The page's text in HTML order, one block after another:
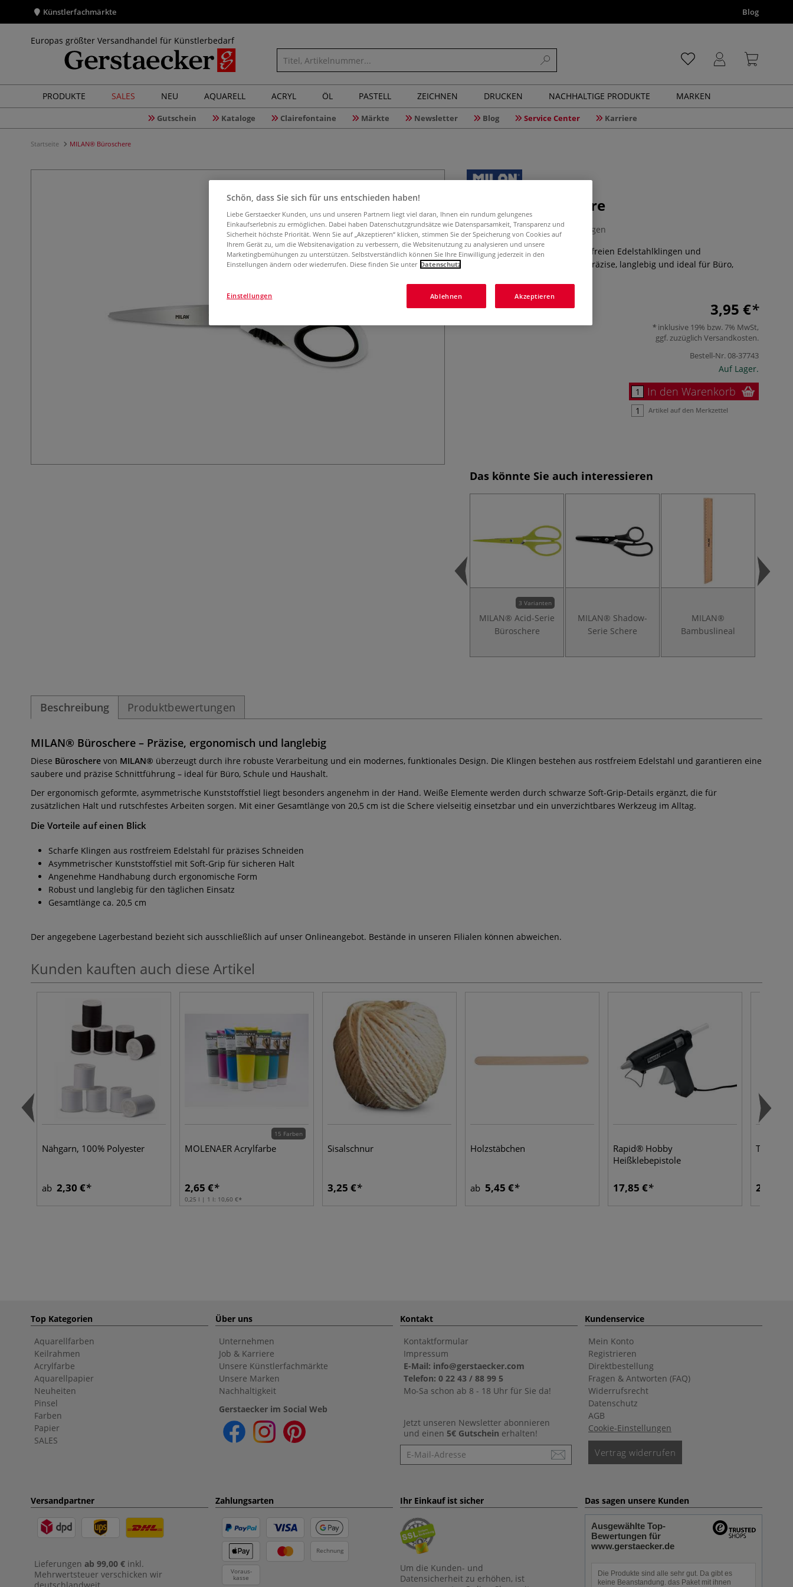
Künstlerfachmärkte Blog
Europas größter Versandhandel für Künstlerbedarf
PRODUKTE SALES NEU AQUARELL ACRYL ÖL PASTELL ZEICHNEN DRUCKEN NACHHALTIGE PRODUKTE MARKEN
Gutschein Kataloge Clairefontaine Märkte Newsletter Blog Service Center Karriere
Startseite MILAN® Büroschere
MILAN® Büroschere
0 Bewertungen
Büroschere von MILAN® mit rostfreien Edelstahlklingen und
ergonomischem Soft-Grip-Stiel. Präzise, langlebig und ideal für Büro,
3,95 €
inklusive 19% bzw. 7% MwSt,
ggf. zuzüglich Versandkosten.
Bestell-Nr.08-37743
Auf Lager.
In den Warenkorb
Artikel auf den Merkzettel
Das könnte Sie auch interessieren
3 Varianten
MILAN® Acid-Serie
Büroschere
MILAN® Shadow-
Serie Schere
MILAN®
Bambuslineal
Beschreibung Produktbewertungen
MILAN® Büroschere – Präzise, ergonomisch und langlebig
Diese Büroschere von MILAN® überzeugt durch ihre robuste Verarbeitung und ein modernes, funktionales Design. Die Klingen bestehen aus rostfreiem Edelstahl und garantieren eine
saubere und präzise Schnittführung – ideal für Büro, Schule und Haushalt.
Der ergonomisch geformte, asymmetrische Kunststoffstiel liegt besonders angenehm in der Hand. Weiße Elemente werden durch schwarze Soft-Grip-Details ergänzt, die für
zusätzlichen Halt und rutschfestes Arbeiten sorgen. Mit einer Gesamtlänge von 20,5 cm ist die Schere vielseitig einsetzbar und ein unverzichtbares Werkzeug im Alltag.
Die Vorteile auf einen Blick
Scharfe Klingen aus rostfreiem Edelstahl für präzises Schneiden
Asymmetrischer Kunststoffstiel mit Soft-Grip für sicheren Halt
Angenehme Handhabung durch ergonomische Form
Robust und langlebig für den täglichen Einsatz
Gesamtlänge ca. 20,5 cm
Der angegebene Lagerbestand bezieht sich ausschließlich auf unser Onlineangebot. Bestände in unseren Filialen können abweichen.
Kunden kauften auch diese Artikel
Nähgarn, 100% Polyester
ab 2,30 €
15 Farben
MOLENAER Acrylfarbe
2,65 €
0,25 l | 1 l: 10,60 €
Sisalschnur
3,25 €
Holzstäbchen
ab 5,45 €
Rapid® Hobby
Heißklebepistole
17,85 € 2,25 €
Top Kategorien
Aquarellfarben
Keilrahmen
Acrylfarbe
Aquarellpapier
Neuheiten
Pinsel
Farben
Papier
SALES
Über uns
Unternehmen
Job & Karriere
Unsere Künstlerfachmärkte
Unsere Marken
Nachhaltigkeit
Gerstaecker im Social Web
Kontakt
Kontaktformular
Impressum
E-Mail: info@gerstaecker.com
Telefon: 0 22 43 / 88 99 5
Mo-Sa schon ab 8 - 18 Uhr für Sie da!
Jetzt unseren Newsletter abonnieren
und einen 5€ Gutschein erhalten!
Newsletter
Kundenservice
Mein Konto
Registrieren
Direktbestellung
Fragen & Antworten (FAQ)
Widerrufsrecht
Datenschutz
AGB
Cookie-Einstellungen
Vertrag widerrufen
Versandpartner
Lieferungen ab 99,00 € inkl.
Mehrwertsteuer verschicken wir
Zahlungsarten
Rechnung
Voraus-
kasse
Ihr Einkauf ist sicher
Um die Kunden- und
Datensicherheit zu erhöhen, ist
Das sagen unsere Kunden
Ausgewählte Top-
Bewertungen für
www.gerstaecker.de
Die Produkte sind alle sehr gut. Da gibt es
keine Beanstandung. das Paket mit ihnen
Schön, dass Sie sich für uns entschieden haben!
Liebe Gerstaecker Kunden, uns und unseren Partnern liegt viel daran, Ihnen ein rundum gelungenes
Einkaufserlebnis zu ermöglichen. Dabei haben Datenschutzgrundsätze wie Datensparsamkeit, Transparenz und
Sicherheit höchste Priorität. Wenn Sie auf „Akzeptieren“ klicken, stimmen Sie der Speicherung von Cookies auf
Ihrem Gerät zu, um die Websitenavigation zu verbessern, die Websitenutzung zu analysieren und unsere
Marketingbemühungen zu unterstützen. Selbstverständlich können Sie Ihre Einwilligung jederzeit in den
Einstellungen ändern oder wiederrufen. Diese finden Sie unter Datenschutz
Ablehnen Akzeptieren
Einstellungen